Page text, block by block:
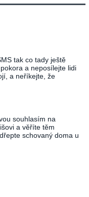
tak co tady ještě
a neposílejte lidi
a neříkejte, že
souhlasím na
a věříte těm
schovaný doma u